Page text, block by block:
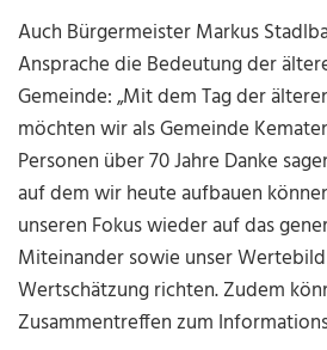
Auch Bürgermeister Markus
Ansprache die Bedeutung der
Gemeinde: „Mit dem Tag der
möchten wir als Gemeinde
Personen über 70 Jahre Danke
auf dem wir heute aufbauen
unseren Fokus wieder auf das
Miteinander sowie unser
Wertschätzung richten. Zudem
Zusammentreffen zum